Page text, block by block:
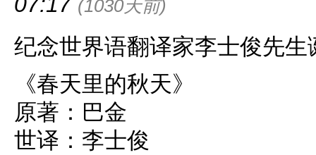
(1030天前)
纪念世界语翻译家李士俊先生
《春天里的秋天》
原著：巴金
世译：李士俊